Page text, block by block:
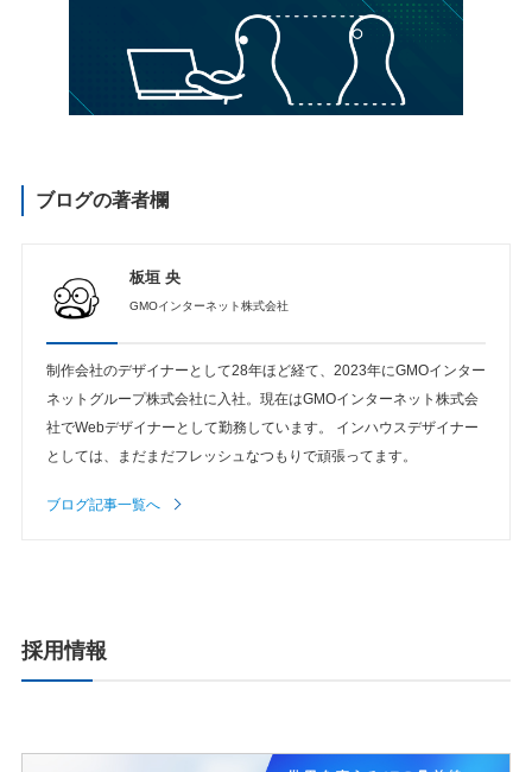
ブログの著者欄
板垣 央
GMOインターネット株式会社
制作会社のデザイナーとして28年ほど経て、2023年にGMOインター
ネットグループ株式会社に入社。現在はGMOインターネット株式会
社でWebデザイナーとして勤務しています。 インハウスデザイナー
としては、まだまだフレッシュなつもりで頑張ってます。
ブログ記事一覧へ
採用情報